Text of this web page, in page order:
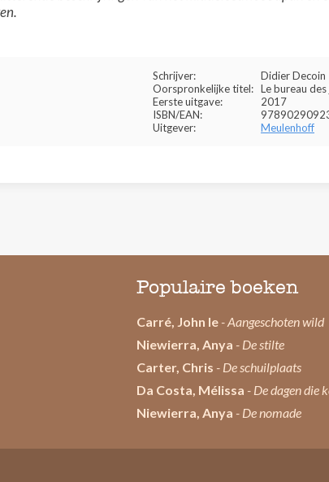
Schrijver:
Didier Decoin
Oorspronkelijke titel: Le bureau
Eerste uitgave:
2017
ISBN/EAN:
Uitgever:
Meulenhoff
Populaire boeken
Carré, John le - Aangeschoten wild
Niewierra, Anya - De stilte
Carter, Chris - De schuilplaats
Da Costa, Mélissa - De dagen die
Niewierra, Anya - De nomade